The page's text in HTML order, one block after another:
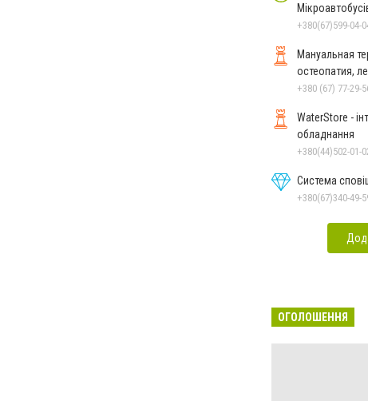
+380(67)599-04-
Мануальная
остеопатия,
+380 (67) 77-29-
WaterStore -
обладнання
Система
+380(67)340-49-
ОГОЛОШЕННЯ